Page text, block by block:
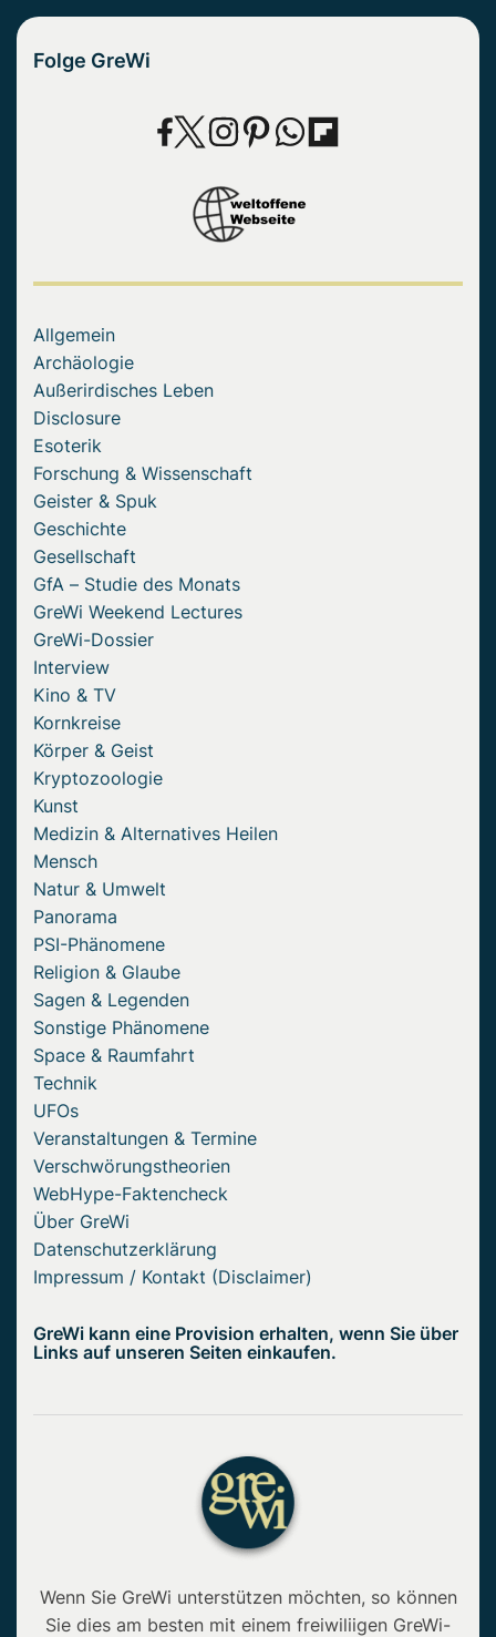
Folge GreWi
Allgemein
Archäologie
Außerirdisches Leben
Disclosure
Esoterik
Forschung & Wissenschaft
Geister & Spuk
Geschichte
Gesellschaft
GfA – Studie des Monats
GreWi Weekend Lectures
GreWi-Dossier
Interview
Kino & TV
Kornkreise
Körper & Geist
Kryptozoologie
Kunst
Medizin & Alternatives Heilen
Mensch
Natur & Umwelt
Panorama
PSI-Phänomene
Religion & Glaube
Sagen & Legenden
Sonstige Phänomene
Space & Raumfahrt
Technik
UFOs
Veranstaltungen & Termine
Verschwörungstheorien
WebHype-Faktencheck
Über GreWi
Datenschutzerklärung
Impressum / Kontakt (Disclaimer)
GreWi kann eine Provision erhalten, wenn Sie über
Links auf unseren Seiten einkaufen.
Wenn Sie GreWi unterstützen möchten, so können
Sie dies am besten mit einem freiwiliigen GreWi-